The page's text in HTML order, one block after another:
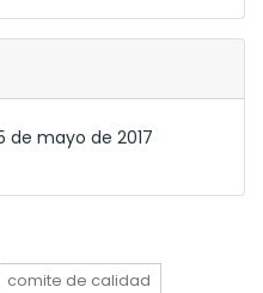
de mayo de 2017
comite de calidad